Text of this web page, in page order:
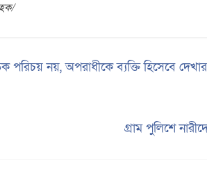
পরিচয় নয়, অপরাধীকে ব্যক্তি হিসেবে দেখার
গ্রাম পুলিশে